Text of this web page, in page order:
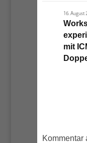
16. August
mit
Kommentar